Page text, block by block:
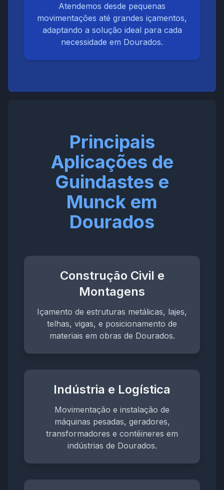
Atendemos desde pequenas
movimentações até grandes içamentos,
adaptando a solução ideal para cada
necessidade em Dourados.
Principais
Aplicações de
Guindastes e
Munck em
Dourados
Construção Civil e
Montagens
Içamento de estruturas metálicas, lajes,
telhas, vigas, e posicionamento de
materiais em obras de Dourados.
Indústria e Logística
Movimentação e instalação de
máquinas pesadas, geradores,
transformadores e contêineres em
indústrias de Dourados.